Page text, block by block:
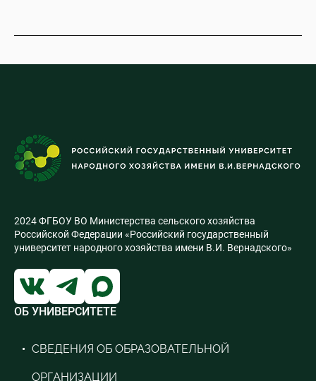
2024 ФГБОУ ВО Министерства сельского хозяйства
Российской Федерации «Российский государственный
университет народного хозяйства имени В.И. Вернадского»
ОБ УНИВЕРСИТЕТЕ
СВЕДЕНИЯ ОБ ОБРАЗОВАТЕЛЬНОЙ
ОРГАНИЗАЦИИ